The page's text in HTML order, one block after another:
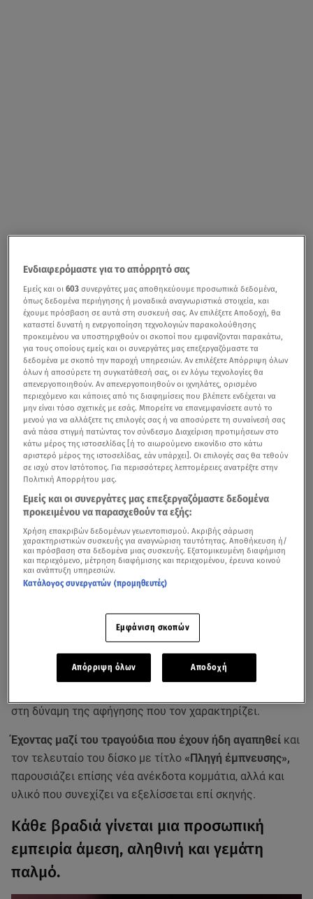
Πάνος Βλάχοςεπιστρέφει τηνΠέμπτη 18 Ιουνίου
Μονής Λαζαριστών
, σε ένα πρόγραμμα που
στη δύναμη της αφήγησης που τον χαρακτηρίζει.
Έχοντας μαζί του τραγούδια που έχουν ήδη αγαπηθεί και
τον τελευταίο του δίσκο με τίτλο «Πληγή έμπνευσης»,
παρουσιάζει επίσης νέα ανέκδοτα κομμάτια, αλλά και
υλικό που συνεχίζει να εξελίσσεται επί σκηνής.
Κάθε βραδιά γίνεται μια προσωπική
εμπειρία άμεση, αληθινή και γεμάτη
παλμό.
Ενδιαφερόμαστε για το απόρρητό σας
Εμείς και οι603 συνεργάτες μας αποθηκεύουμε προσωπικά δεδομένα,
όπως δεδομένα περιήγησης ή μοναδικά αναγνωριστικά στοιχεία, και
έχουμε πρόσβαση σε αυτά στη συσκευή σας. Αν επιλέξετε Αποδοχή, θα
καταστεί δυνατή η ενεργοποίηση τεχνολογιών παρακολούθησης
προκειμένου να υποστηριχθούν οι σκοποί που εμφανίζονται παρακάτω,
για τους οποίους εμείς και οι συνεργάτες μας επεξεργαζόμαστε τα
δεδομένα με σκοπό την παροχή υπηρεσιών. Αν επιλέξετε Απόρριψη όλων
όλων ή αποσύρετε τη συγκατάθεσή σας, οι εν λόγω τεχνολογίες θα
απενεργοποιηθούν. Αν απενεργοποιηθούν οι ιχνηλάτες, ορισμένο
περιεχόμενο και κάποιες από τις διαφημίσεις που βλέπετε ενδέχεται να
μην είναι τόσο σχετικές με εσάς. Μπορείτε να επανεμφανίσετε αυτό το
μενού για να αλλάξετε τις επιλογές σας ή να αποσύρετε τη συναίνεσή σας
ανά πάσα στιγμή πατώντας τον σύνδεσμο Διαχείριση προτιμήσεων στο
κάτω μέρος της ιστοσελίδας [ή το αιωρούμενο εικονίδιο στο κάτω
αριστερό μέρος της ιστοσελίδας, εάν υπάρχει]. Οι επιλογές σας θα τεθούν
σε ισχύ στον Ιστότοπος. Για περισσότερες λεπτομέρειες ανατρέξτε στην
Πολιτική Απορρήτου μας.
Εμείς και οι συνεργάτες μας επεξεργαζόμαστε δεδομένα
προκειμένου να παρασχεθούν τα εξής:
Χρήση επακριβών δεδομένων γεωεντοπισμού. Ακριβής σάρωση
χαρακτηριστικών συσκευής για αναγνώριση ταυτότητας. Αποθήκευση ή/
και πρόσβαση στα δεδομένα μιας συσκευής. Εξατομικευμένη διαφήμιση
και περιεχόμενο, μέτρηση διαφήμισης και περιεχομένου, έρευνα κοινού
και ανάπτυξη υπηρεσιών.
Κατάλογος συνεργατών (προμηθευτές)
Εμφάνιση σκοπών
Απόρριψη όλων Αποδοχή